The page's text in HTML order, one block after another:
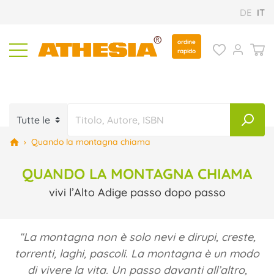
DE IT
ordine
rapido
› Quando la montagna chiama
QUANDO LA MONTAGNA CHIAMA
vivi l’Alto Adige passo dopo passo
“La montagna non è solo nevi e dirupi, creste,
torrenti, laghi, pascoli. La montagna è un modo
di vivere la vita. Un passo davanti all’altro,